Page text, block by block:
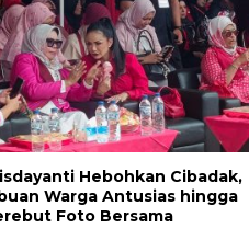
Hebohkan Cibadak,
Warga Antusias hingga
Foto Bersama